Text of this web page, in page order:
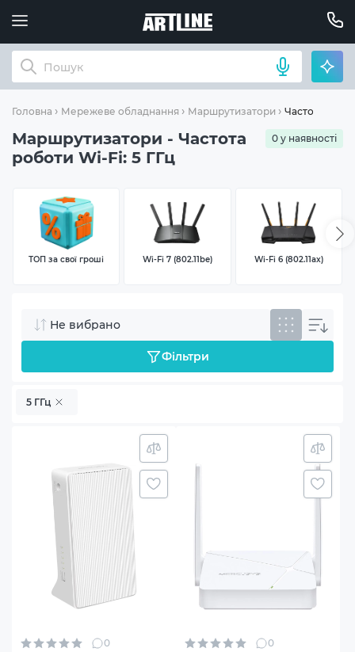
Головна Мережеве обладнання Маршрутизатори Частота
Маршрутизатори - Частота
роботи Wi-Fi: 5 ГГц
0 у наявності
ТОП за свої гроші Wi-Fi 7 (802.11be) Wi-Fi 6 (802.11ax)
Не вибрано
Фільтри
5 ГГц
0 0